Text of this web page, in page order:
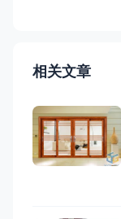
相关文章